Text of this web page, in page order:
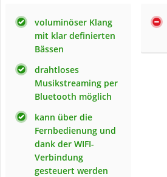
voluminöser Klang
mit klar definierten
Bässen
drahtloses
Musikstreaming per
Bluetooth möglich
kann über die
Fernbedienung und
dank der WIFI-
Verbindung
gesteuert werden